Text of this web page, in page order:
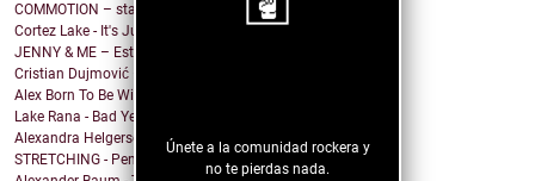
Únete a la comunidad rockera y
no te pierdas nada.
COMMOTION – stargazing
Cortez Lake - It's Just Me
JENNY & ME – Estate
Cristian Dujmović – Fin de un mundo
Alex Born To Be Wild - Nice Girls
Lake Rana - Bad Year
Alexandra Helgerson - We're Never Going Out
STRETCHING - Pencil Me In